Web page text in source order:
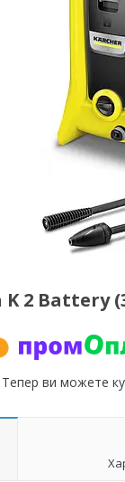
2 Battery
Тепер ви можете